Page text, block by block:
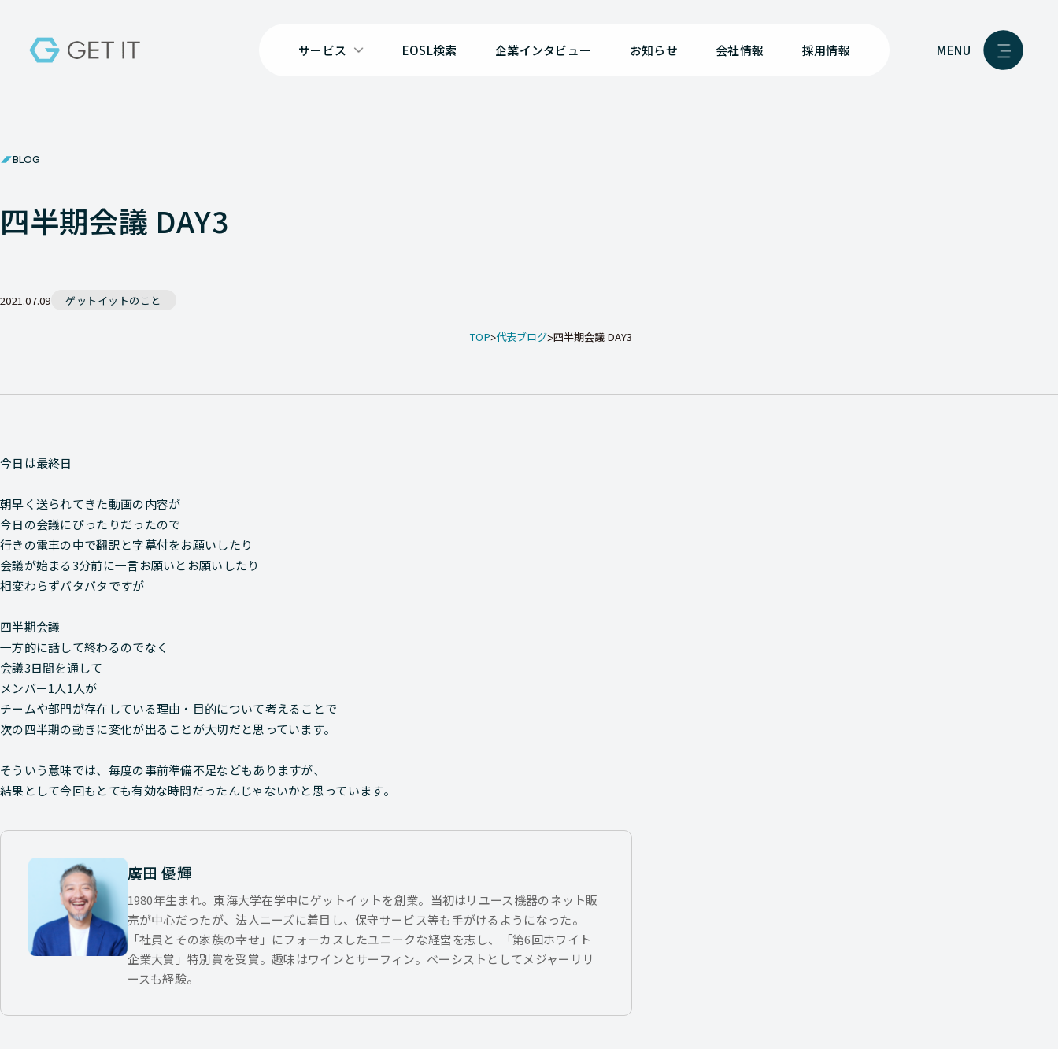
サービス EOSL検索 企業インタビュー お知らせ 会社情報 採用情報 MENU
BLOG
四半期会議 DAY3
2021.07.09 ゲットイットのこと
TOP 代表ブログ 四半期会議 DAY3
今日は最終日
朝早く送られてきた動画の内容が
今日の会議にぴったりだったので
行きの電車の中で翻訳と字幕付をお願いしたり
会議が始まる3分前に一言お願いとお願いしたり
相変わらずバタバタですが
四半期会議
一方的に話して終わるのでなく
会議3日間を通して
メンバー1人1人が
チームや部門が存在している理由・目的について考えることで
次の四半期の動きに変化が出ることが大切だと思っています。
そういう意味では、毎度の事前準備不足などもありますが、
結果として今回もとても有効な時間だったんじゃないかと思っています。
廣田 優輝
1980年生まれ。東海大学在学中にゲットイットを創業。当初はリユース機器のネット販
売が中心だったが、法人ニーズに着目し、保守サービス等も手がけるようになった。
「社員とその家族の幸せ」にフォーカスしたユニークな経営を志し、「第6回ホワイト
企業大賞」特別賞を受賞。趣味はワインとサーフィン。ベーシストとしてメジャーリリ
ースも経験。